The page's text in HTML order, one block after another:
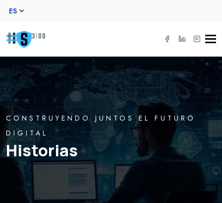
ES
CONSTRUYENDO JUNTOS EL FUTURO
DIGITAL
Historias